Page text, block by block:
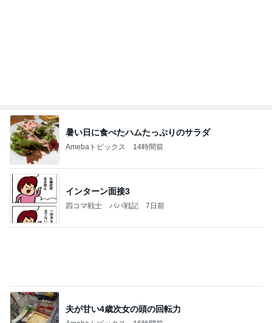
暑い日に食べたハムたっぷりのサラダ
Amebaトピックス 14時間前
インターン面接3
四コマ戦士 パパ戦記 7日前
夫が甘い4歳次女の頭の回転力